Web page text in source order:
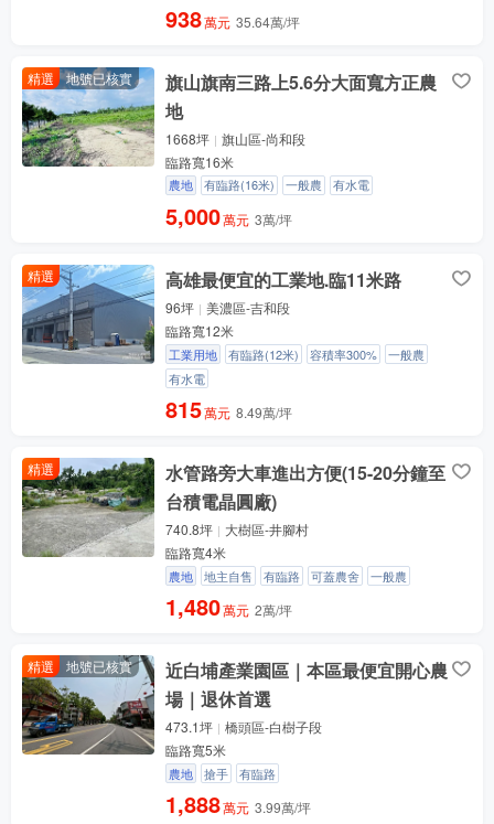
938萬元 35.64萬/坪
精選 地號已核實
旗山旗南三路上5.6分大面寬方正農
地
1668坪
旗山區-尚和段
臨路寬16米
農地 有臨路(16米) 一般農 有水電
5,000萬元 3萬/坪
精選 高雄最便宜的工業地.臨11米路
96坪
美濃區-吉和段
臨路寬12米
工業用地 有臨路(12米) 容積率300%
一般農
有水電
815萬元 8.49萬/坪
精選
水管路旁大車進出方便(15-20分鐘至
台積電晶圓廠)
740.8坪
大樹區-井腳村
臨路寬4米
農地 地主自售 有臨路 可蓋農舍 一般農
1,480萬元 2萬/坪
精選 地號已核實
近白埔產業園區｜本區最便宜開心農
場｜退休首選
473.1坪
橋頭區-白樹子段
臨路寬5米
農地 搶手 有臨路
1,888萬元 3.99萬/坪